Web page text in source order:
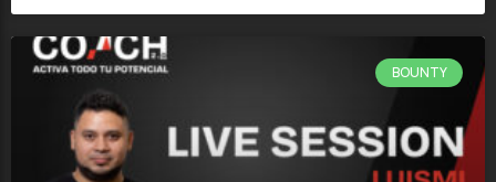
BOUNTY